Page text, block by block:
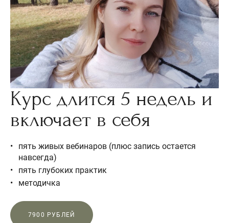
Курс длится 5 недель и
включает в себя
пять живых вебинаров (плюс запись остается
навсегда)
пять глубоких практик
методичка
7900 РУБЛЕЙ